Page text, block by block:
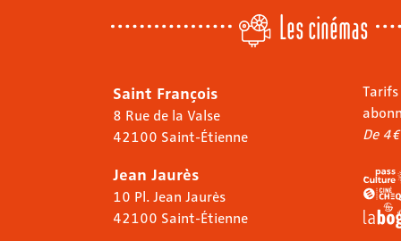
Les cinémas
Saint François
8 Rue de la Valse
42100 Saint-Étienne
Jean Jaurès
10 Pl. Jean Jaurès
42100 Saint-Étienne
De